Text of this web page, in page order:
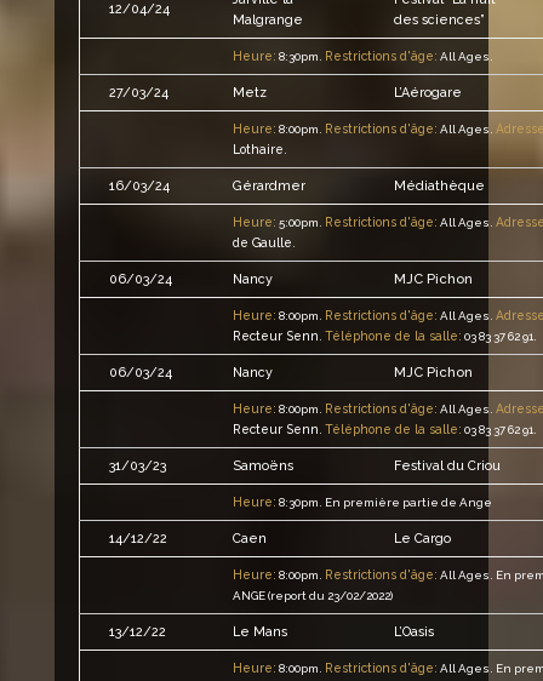
12/04/24
Malgrange
des sciences”
Heure: 8:30pm. Restrictions d'âge: All Ages.
27/03/24 Metz L’Aérogare
Heure: 8:00pm. Restrictions d'âge: All Ages.
Lothaire
16/03/24 Gérardmer Médiathèque
Heure: 5:00pm. Restrictions d'âge: All Ages.
de Gaulle
06/03/24 Nancy MJC Pichon
Heure: 8:00pm. Restrictions d'âge: All Ages.
Recteur Senn Téléphone de la salle: 03 83 37 62 91.
06/03/24 Nancy MJC Pichon
Heure: 8:00pm. Restrictions d'âge: All Ages.
Recteur Senn Téléphone de la salle: 03 83 37 62 91.
31/03/23 Samoëns Festival du Criou
Heure: 8:30pm. En première partie de Ange
14/12/22 Caen Le Cargo
Heure: 8:00pm. Restrictions d'âge: All Ages.
En
ANGE (report du 23/02/2022)
13/12/22 Le Mans L’Oasis
Heure: 8:00pm. Restrictions d'âge: All Ages.
En